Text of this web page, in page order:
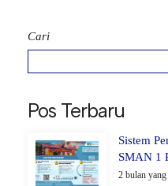
Cari
Pos Terbaru
Sistem
SMAN 1
2 bulan yang